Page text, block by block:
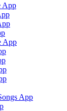
App
App
App